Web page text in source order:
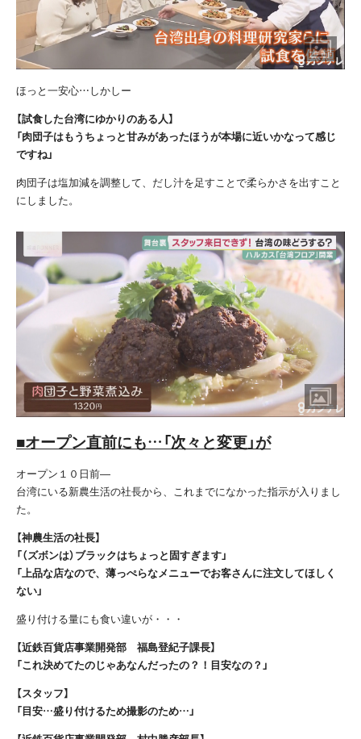
ほっと一安心…しかしー
【試食した台湾にゆかりのある人】
「肉団子はもうちょっと甘みがあったほうが本場に近いかなって感じ
ですね」
肉団子は塩加減を調整して、だし汁を足すことで柔らかさを出すこと
にしました。
■オープン直前にも…「次々と変更」が
オープン１０日前―
台湾にいる新農生活の社長から、これまでになかった指示が入りまし
た。
【神農生活の社長】
「（ズボンは）ブラックはちょっと固すぎます」
「上品な店なので、薄っぺらなメニューでお客さんに注文してほしく
ない」
盛り付ける量にも食い違いが・・・
【近鉄百貨店事業開発部 福島登紀子課長】
「これ決めてたのじゃあなんだったの？！目安なの？」
【スタッフ】
「目安…盛り付けるため撮影のため…」